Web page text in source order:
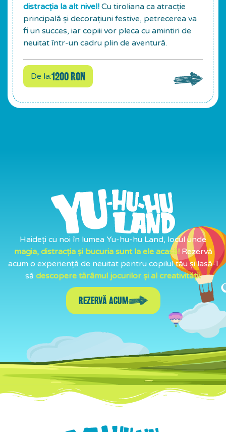
distracția la alt nivel! Cu tiroliana ca atracție
principală și decorațiuni festive, petrecerea va
fi un succes, iar copiii vor pleca cu amintiri de
neuitat într-un cadru plin de aventură.
De la:1200 RON
Haideți cu noi în lumea Yu-hu-hu Land, locul unde
magia, distracția și bucuria sunt la ele acasă!Rezervă
acum o experiență de neuitat pentru copilul tău și lasă-l
să descopere tărâmul jocurilor și al creativității.
REZERVĂ ACUM